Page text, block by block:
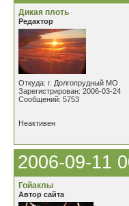
Дикая плоть
Редактор
Откуда: г. Долгопрудный МО
Зарегистрирован: 2006-03-24
Сообщений: 5753
Неактивен
2006-09-11
Гойаклы
Автор сайта